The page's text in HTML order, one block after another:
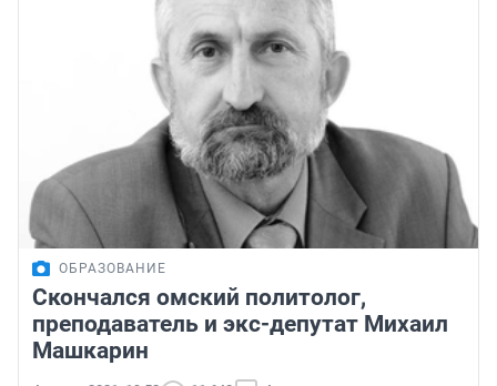
ОБРАЗОВАНИЕ
Скончался омский политолог,
преподаватель и экс-депутат Михаил
Машкарин